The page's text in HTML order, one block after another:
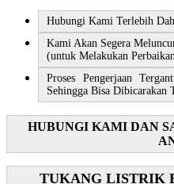
Hubungi Kami Terlebih
Kami Akan Segera
(untuk Melakukan
Proses Pengerjaan
Sehingga Bisa Dibicarakan
HUBUNGI KAMI DAN
TUKANG LISTRIK